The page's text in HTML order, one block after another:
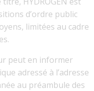
d’ordre public
limitées au cadre
peut en informer
adressé à l’adresse
au préambule des